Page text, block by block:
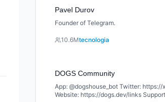
Pavel Durov
Founder of Telegram.
10.6Mtecnologia
DOGS Community
App: @dogshouse_bot Twitter:
Website: https://dogs.dev/links